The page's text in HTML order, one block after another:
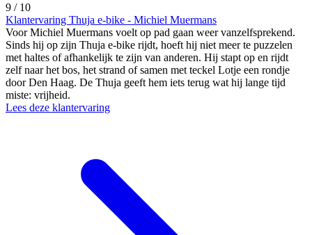
9 / 10
Klantervaring Thuja e-bike - Michiel Muermans
Voor Michiel Muermans voelt op pad gaan weer vanzelfsprekend.
Sinds hij op zijn Thuja e-bike rijdt, hoeft hij niet meer te puzzelen
met haltes of afhankelijk te zijn van anderen. Hij stapt op en rijdt
zelf naar het bos, het strand of samen met teckel Lotje een rondje
door Den Haag. De Thuja geeft hem iets terug wat hij lange tijd
miste: vrijheid.
Lees deze klantervaring